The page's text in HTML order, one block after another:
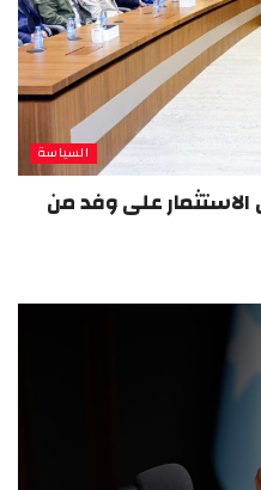
السياسة
على وفد من